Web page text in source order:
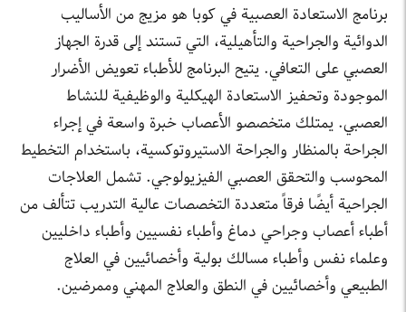
برنامج الاستعادة العصبية في كوبا هو مزيج من الأساليب
الدوائية والجراحية والتأهيلية، التي تستند إلى قدرة الجهاز
العصبي على التعافي. يتيح البرنامج للأطباء تعويض الأضرار
الموجودة وتحفيز الاستعادة الهيكلية والوظيفية للنشاط
العصبي. يمتلك متخصصو الأعصاب خبرة واسعة في إجراء
الجراحة بالمنظار والجراحة الاستيروتوكسية، باستخدام التخطيط
المحوسب والتحقق العصبي الفيزيولوجي. تشمل العلاجات
الجراحية أيضًا فرقاً متعددة التخصصات عالية التدريب تتألف من
أطباء أعصاب وجراحي دماغ وأطباء نفسيين وأطباء داخليين
وعلماء نفس وأطباء مسالك بولية وأخصائيين في العلاج
الطبيعي وأخصائيين في النطق والعلاج المهني وممرضين.